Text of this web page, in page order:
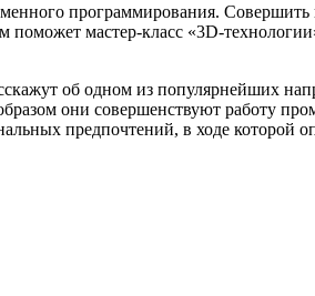
программирования.
мастер-класс «3D-
об одном из популярнейших
они совершенствуют работу
предпочтений, в ходе которой